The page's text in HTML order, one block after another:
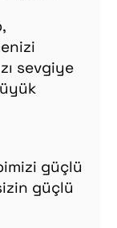
sevgiye
güçlü
güçlü